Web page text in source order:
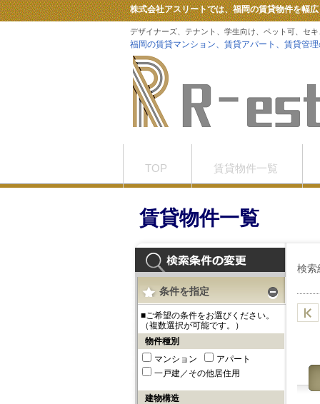
条件を指定
■ご希望の条件をお選びください。
（複数選択が可能です。）
物件種別
マンション
アパート
一戸建／その他居住用
建物構造
株式会社アスリートでは、福岡の賃貸物件を幅
デザイナーズ、テナント、学生向け、ペット可、セ
福岡の賃貸マンション、賃貸アパート、賃貸管
TOP 賃貸物件一覧
お問合せ Tiktok
賃貸物件一覧
検索